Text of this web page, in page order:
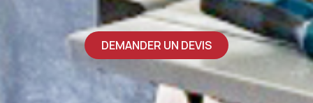
DEMANDER UN DEVIS